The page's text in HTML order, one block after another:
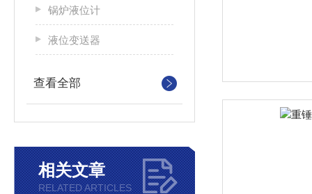
锅炉液位计
液位变送器
查看全部
相关文章
RELATED ARTICLES